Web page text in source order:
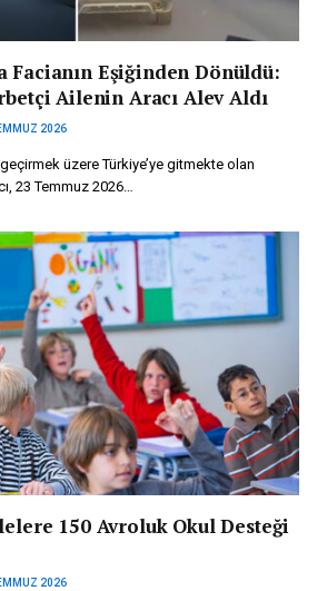
Facianın Eşiğinden Dönüldü:
Ailenin Aracı Alev Aldı
2026
üzere Türkiye’ye gitmekte olan
23 Temmuz 2026…
150 Avroluk Okul Desteği
2026